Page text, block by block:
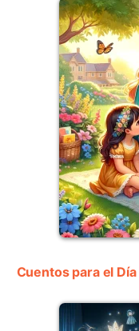
Cuentos para el